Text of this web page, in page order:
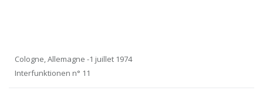
Cologne, Allemagne -1 juillet 1974
Interfunktionen n° 11